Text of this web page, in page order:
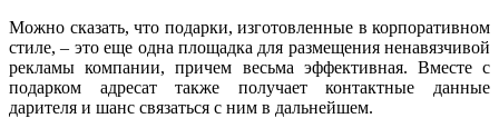
Можно сказать, что подарки, изготовленные в корпоративном
стиле, – это еще одна площадка для размещения ненавязчивой
рекламы компании, причем весьма эффективная. Вместе с
подарком адресат также получает контактные данные
дарителя и шанс связаться с ним в дальнейшем.